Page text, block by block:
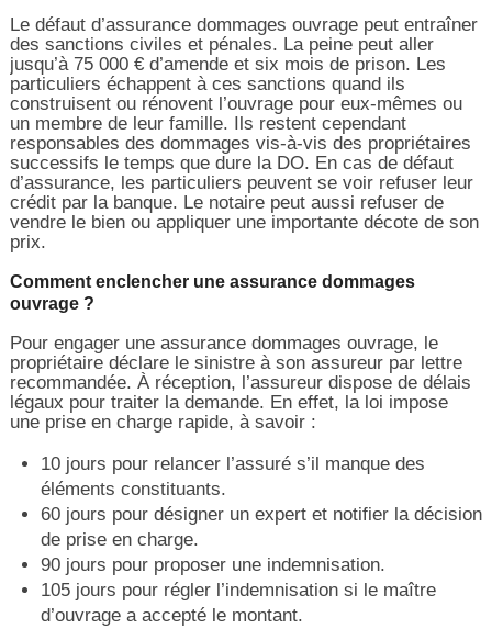
Le défaut d’assurance dommages ouvrage peut entraîner
des sanctions civiles et pénales. La peine peut aller
jusqu’à 75 000 € d’amende et six mois de prison. Les
particuliers échappent à ces sanctions quand ils
construisent ou rénovent l’ouvrage pour eux-mêmes ou
un membre de leur famille. Ils restent cependant
responsables des dommages vis-à-vis des propriétaires
successifs le temps que dure la DO. En cas de défaut
d’assurance, les particuliers peuvent se voir refuser leur
crédit par la banque. Le notaire peut aussi refuser de
vendre le bien ou appliquer une importante décote de son
prix.
Comment enclencher une assurance dommages
ouvrage ?
Pour engager une assurance dommages ouvrage, le
propriétaire déclare le sinistre à son assureur par lettre
recommandée. À réception, l’assureur dispose de délais
légaux pour traiter la demande. En effet, la loi impose
une prise en charge rapide, à savoir :
10 jours pour relancer l’assuré s’il manque des
éléments constituants.
60 jours pour désigner un expert et notifier la décision
de prise en charge.
90 jours pour proposer une indemnisation.
105 jours pour régler l’indemnisation si le maître
d’ouvrage a accepté le montant.